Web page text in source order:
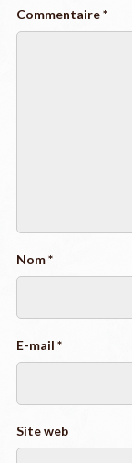
Commentaire*
Nom*
E-mail *
Site web